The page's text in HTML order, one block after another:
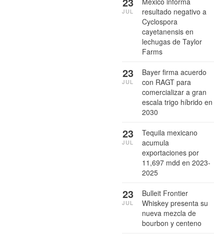
resultado negativo a
Cyclospora
cayetanensis en
lechugas de Taylor
Farms
JUL
Bayer firma acuerdo
con RAGT para
comercializar a gran
escala trigo híbrido en
2030
23
JUL
Tequila mexicano
acumula
exportaciones por
11,697 mdd en 2023-
2025
23
JUL
Bulleit Frontier
Whiskey presenta su
nueva mezcla de
bourbon y centeno
23
JUL